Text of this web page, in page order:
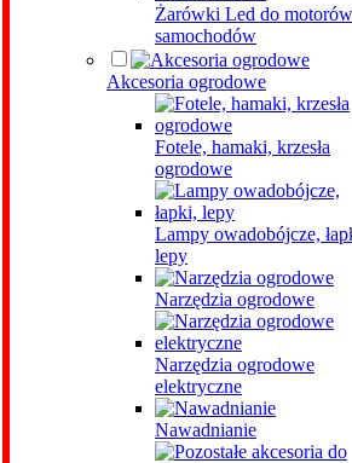
Żarówki Led do
samochodów
Akcesoria ogrodowe
Fotele, hamaki, krzesła
ogrodowe
Lampy owadobójcze,
lepy
Narzędzia ogrodowe
Narzędzia ogrodowe
elektryczne
Nawadnianie